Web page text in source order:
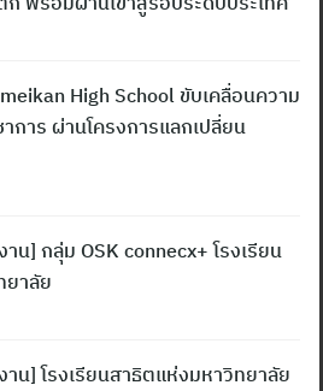
High School ขับเคลื่อนความ
การ ผ่านโครงการแลกเปลี่ยน
น] กลุ่ม OSK connecx+ โรงเรียน
ยาลัย
น] โรงเรียนสาธิตแห่งมหาวิทยาลัย